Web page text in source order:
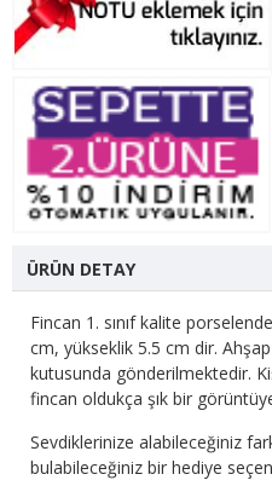
ÜRÜN DETAY
Fincan 1. sınıf kalite
cm, yükseklik 5.5 cm dir.
kutusunda gönderilmektedir.
fincan oldukça şık bir
Sevdiklerinize alabileceğiniz
bulabileceğiniz bir hediye